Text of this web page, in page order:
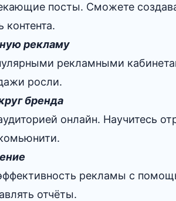
посты. Сможете
контента.
рекламу
рекламными
росли.
бренда
онлайн. Научитесь
рекламы с
отчёты.